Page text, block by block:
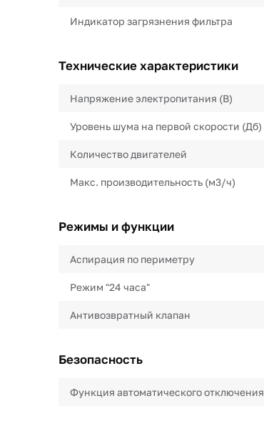
Индикатор загрязнения фильтра
Технические характеристики
Напряжение электропитания (В)
Уровень шума на первой скорости (Дб)
Количество двигателей
Макс. производительность (м3/ч)
Режимы и функции
Аспирация по периметру
Режим "24 часа"
Антивозвратный клапан
Безопасность
Функция автоматического отключения